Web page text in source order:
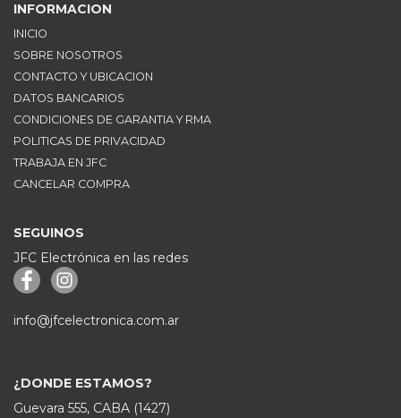
INFORMACION
INICIO
SOBRE NOSOTROS
CONTACTO Y UBICACION
DATOS BANCARIOS
CONDICIONES DE GARANTIA Y RMA
POLITICAS DE PRIVACIDAD
TRABAJA EN JFC
CANCELAR COMPRA
SEGUINOS
JFC Electrónica en las redes
info@jfcelectronica.com.ar
¿DONDE ESTAMOS?
Guevara 555, CABA (1427)